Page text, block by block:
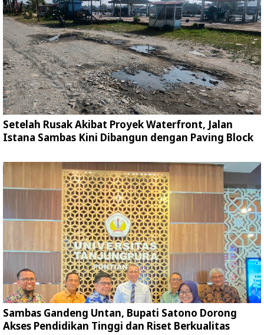
Setelah Rusak Akibat Proyek Waterfront, Jalan
Istana Sambas Kini Dibangun dengan Paving Block
Sambas Gandeng Untan, Bupati Satono Dorong
Akses Pendidikan Tinggi dan Riset Berkualitas